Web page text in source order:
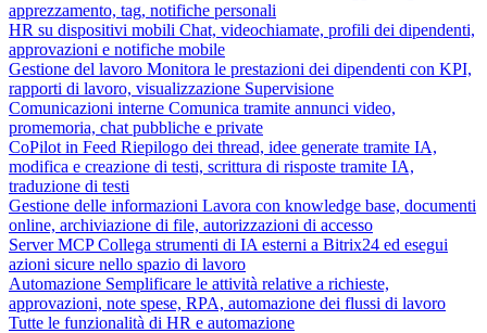
apprezzamento, tag, notifiche personali
HR su dispositivi mobili Chat, videochiamate, profili dei dipendenti,
approvazioni e notifiche mobile
Gestione del lavoro Monitora le prestazioni dei dipendenti con KPI,
rapporti di lavoro, visualizzazione Supervisione
Comunicazioni interne Comunica tramite annunci video,
promemoria, chat pubbliche e private
CoPilot in Feed Riepilogo dei thread, idee generate tramite IA,
modifica e creazione di testi, scrittura di risposte tramite IA,
traduzione di testi
Gestione delle informazioni Lavora con knowledge base, documenti
online, archiviazione di file, autorizzazioni di accesso
Server MCP Collega strumenti di IA esterni a Bitrix24 ed esegui
azioni sicure nello spazio di lavoro
Automazione Semplificare le attività relative a richieste,
approvazioni, note spese, RPA, automazione dei flussi di lavoro
Tutte le funzionalità di HR e automazione